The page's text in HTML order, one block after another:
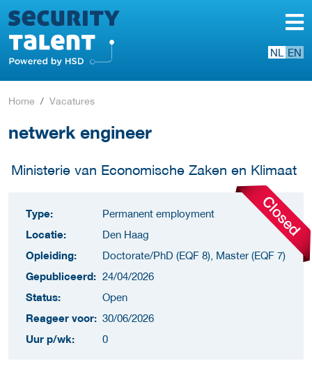
NL EN
Home Vacatures
netwerk engineer
Ministerie van Economische Zaken en Klimaat
Type:
Permanent employment
Locatie:
Den Haag
Opleiding:
Doctorate/PhD (EQF 8), Master (EQF 7)
Gepubliceerd: 24/04/2026
Status:
Open
Reageer voor: 30/06/2026
Uur p/wk:
0